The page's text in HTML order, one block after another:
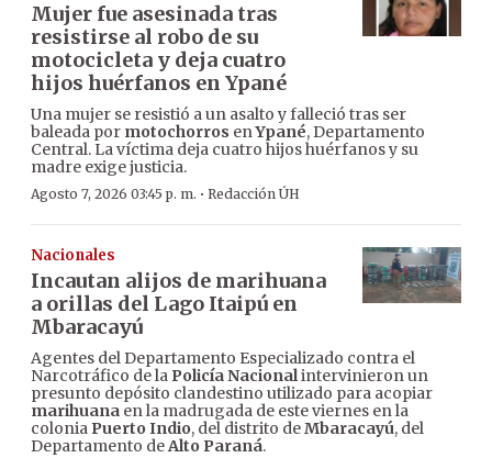
Mujer fue asesinada tras
resistirse al robo de su
motocicleta y deja cuatro
hijos huérfanos en Ypané
Una mujer se resistió a un asalto y falleció tras ser
baleada por motochorros enYpané, Departamento
Central. La víctima deja cuatro hijos huérfanos y su
madre exige justicia.
Agosto 7, 2026 03:45 p. m. · Redacción ÚH
Nacionales
Incautan alijos de marihuana
a orillas del Lago Itaipú en
Mbaracayú
Agentes del Departamento Especializado contra el
Narcotráfico de la Policía Nacionalintervinieron un
presunto depósito clandestino utilizado para acopiar
marihuana en la madrugada de este viernes en la
colonia Puerto Indio, del distrito deMbaracayú, del
Departamento deAlto Paraná.